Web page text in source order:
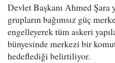
Devlet Başkanı Ahmed
grupların bağımsız güç
engelleyerek tüm askeri
bünyesinde merkezi bir
hedeflediği belirtiliyor.